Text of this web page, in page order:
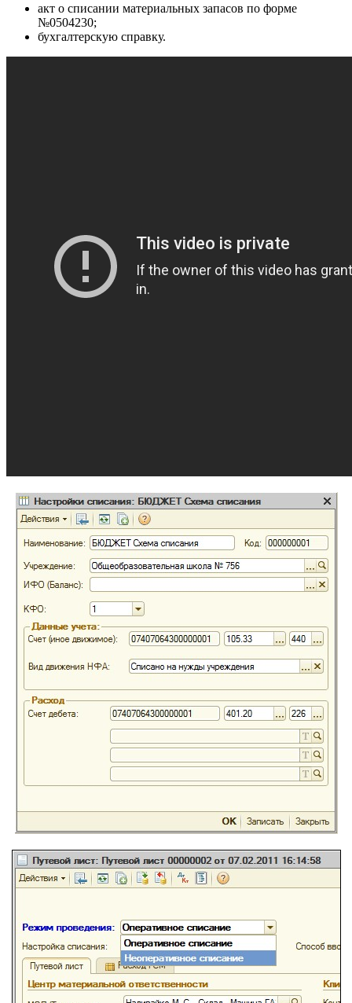
акт о списании материальных запасов по форме
№0504230;
бухгалтерскую справку.